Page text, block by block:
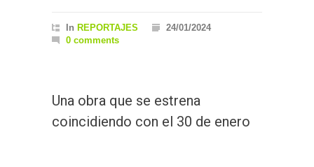
In REPORTAJES
24/01/2024
0 comments
Una obra que se estrena
coincidiendo con el 30 de enero